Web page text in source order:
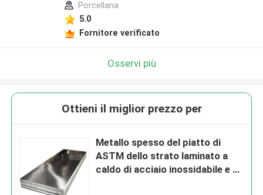
Porcellana
5.0
Fornitore verificato
Osservi più
Ottieni il miglior prezzo per
Metallo spesso del piatto di
ASTM dello strato laminato a
caldo di acciaio inossidabile e di